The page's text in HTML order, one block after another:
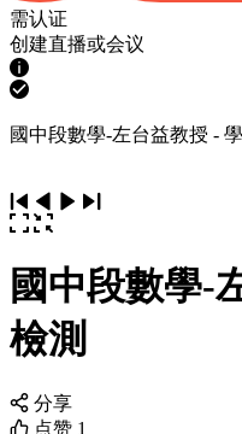
需认证
创建直播或会议
國中段數學-左台益教授 -
國中段數學-
檢測
分享
点赞 1